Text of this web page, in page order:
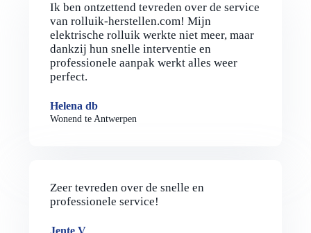
Ik ben ontzettend tevreden over de service
van rolluik-herstellen.com! Mijn
elektrische rolluik werkte niet meer, maar
dankzij hun snelle interventie en
professionele aanpak werkt alles weer
perfect.
Helena db
Wonend te Antwerpen
Zeer tevreden over de snelle en
professionele service!
Jente V